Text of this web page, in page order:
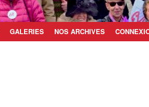
GALERIES NOS ARCHIVES